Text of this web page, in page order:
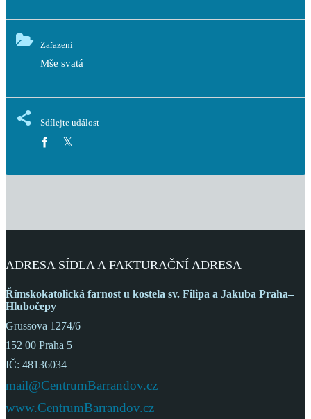
Zařazení
Mše svatá
Sdílejte událost
ADRESA SÍDLA A FAKTURAČNÍ ADRESA
Římskokatolická farnost u kostela sv. Filipa a Jakuba Praha–
Hlubočepy
Grussova 1274/6
152 00 Praha 5
IČ: 48136034
mail@CentrumBarrandov.cz
www.CentrumBarrandov.cz